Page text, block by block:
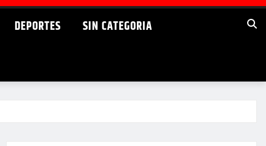
DEPORTES SIN CATEGORIA